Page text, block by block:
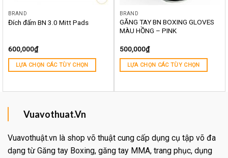
BRAND
Đích đấm BN 3.0 Mitt Pads
600,000₫
LỰA CHỌN CÁC TÙY CHỌN
BRAND
GĂNG TAY BN BOXING GLOVES
MÀU HỒNG – PINK
500,000₫
LỰA CHỌN CÁC TÙY CHỌN
Vuavothuat.Vn
Vuavothuật.vn là shop võ thuật cung cấp dụng cụ tập võ đa
dạng từ Găng tay Boxing, găng tay MMA, trang phục, dụng